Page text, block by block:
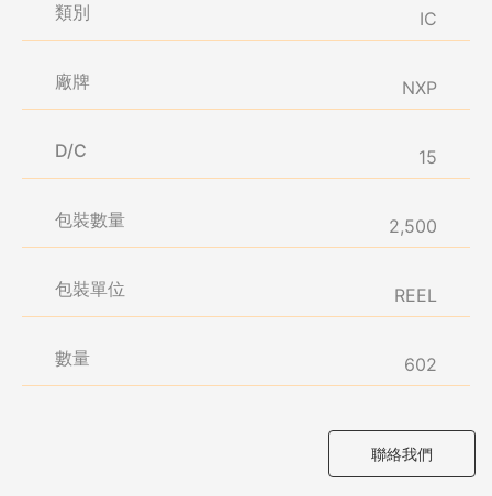
類別 IC
廠牌 NXP
D/C 15
包裝數量 2,500
包裝單位 REEL
數量 602
聯絡我們